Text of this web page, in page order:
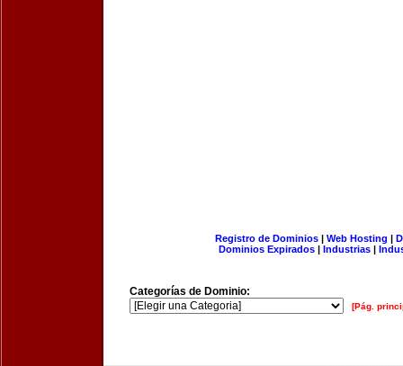
Registro de Dominios| Web Hosting |
Dominios Expirados | Industrias |
Categorías de Dominio:
[Pág.